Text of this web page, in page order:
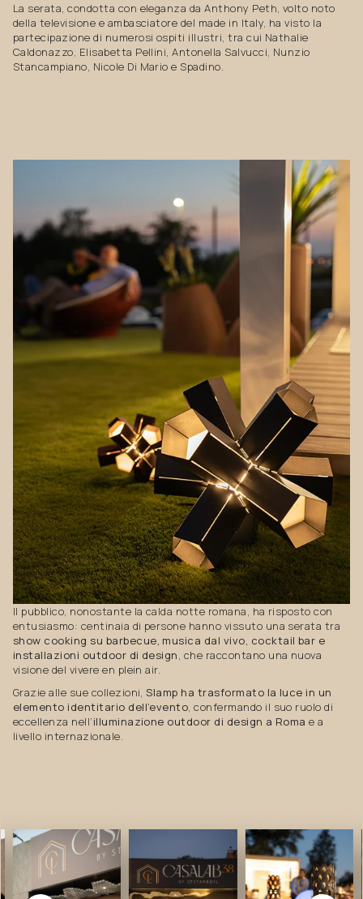
La serata, condotta con eleganza da Anthony Peth, volto noto
della televisione e ambasciatore del made in Italy, ha visto la
partecipazione di numerosi ospiti illustri, tra cui Nathalie
Caldonazzo, Elisabetta Pellini, Antonella Salvucci, Nunzio
Stancampiano, Nicole Di Mario e Spadino.
Il pubblico, nonostante la calda notte romana, ha risposto con
entusiasmo: centinaia di persone hanno vissuto una serata tra
show cooking su barbecue, musica dal vivo, cocktail bar e
installazioni outdoor di design, che raccontano una nuova
visione del vivere en plein air.
Grazie alle sue collezioni,Slamp ha trasformato la luce in un
elemento identitario dell’evento, confermando il suo ruolo di
eccellenza nell’illuminazione outdoor di design a Roma e a
livello internazionale.